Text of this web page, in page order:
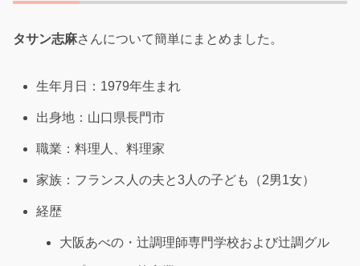
タサン志麻さんについて簡単にまとめました。
生年月日：1979年生まれ
出身地：山口県長門市
職業：料理人、料理家
家族：フランス人の夫と3人の子ども（2男1女）
経歴
大阪あべの・辻調理師専門学校および辻調グル